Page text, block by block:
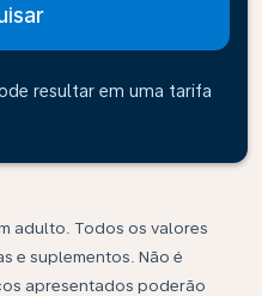
resultar em uma tarifa
adulto. Todos os valores
e suplementos. Não é
apresentados poderão